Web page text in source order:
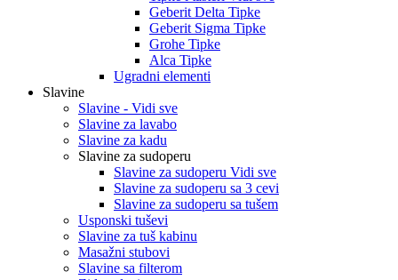
Geberit Delta Tipke
Geberit Sigma Tipke
Grohe Tipke
Alca Tipke
Ugradni elementi
Slavine
Slavine - Vidi sve
Slavine za lavabo
Slavine za kadu
Slavine za sudoperu
Slavine za sudoperu Vidi sve
Slavine za sudoperu sa 3 cevi
Slavine za sudoperu sa tušem
Usponski tuševi
Slavine za tuš kabinu
Masažni stubovi
Slavine sa filterom